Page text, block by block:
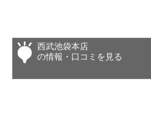
西武池袋本店
の情報・口コミを見る